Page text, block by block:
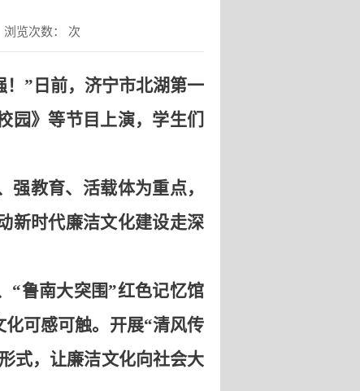
浏览次数： 次
！”日前，济宁市北湖第一
园》等节目上演，学生们
教育、活载体为重点，
新时代廉洁文化建设走深
“鲁南大突围”红色记忆馆
可感可触。开展“清风传
式，让廉洁文化向社会大